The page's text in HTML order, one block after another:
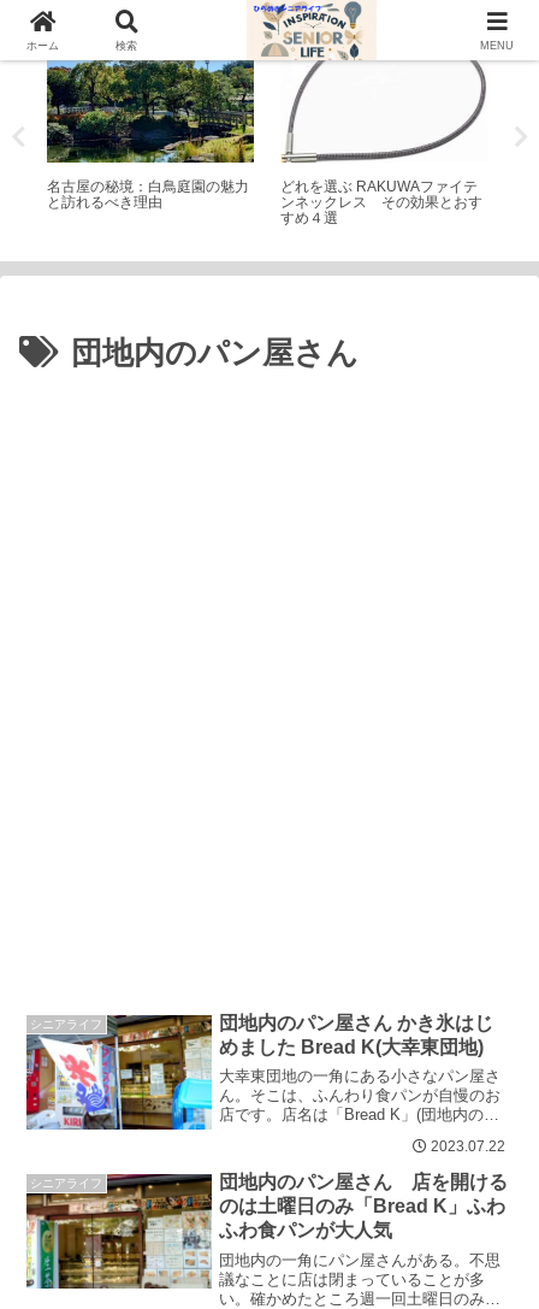
庭園(日本・外国)
名古屋の秘境：白鳥庭園の魅力
と訪れるべき理由
シニアライフ
どれを選ぶ RAKUWAファイテ
ンネックレス その効果とおす
すめ４選
団地内のパン屋さん
シニアライフ
団地内のパン屋さん かき氷はじ
めました Bread K(大幸東団地)
大幸東団地の一角にある小さなパン屋さ
ん。そこは、ふんわり食パンが自慢のお
店です。店名は「Bread K」(団地内のパ
こじんまりとしていますが、...2023.07.22
シニアライフ
団地内のパン屋さん 店を開ける
のは土曜日のみ「Bread K」ふわ
ふわ食パンが大人気
団地内の一角にパン屋さんがある。不思
議なことに店は閉まっていることが多
い。確かめたところ週一回土曜日のみ、
ホーム 検索 MENU